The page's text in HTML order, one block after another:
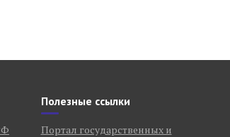
Полезные ссылки
Портал государственных и